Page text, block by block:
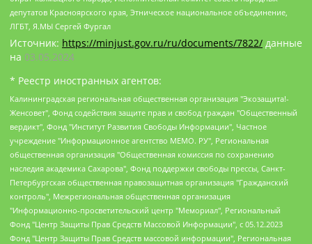
депутатов Красноярского края, Этническое национальное объединение,
ЛГБТ, Я.МЫ Сергей Фургал
Источник: https://minjust.gov.ru/ru/documents/7822/ данные
на 03.05.2024
* Реестр иностранных агентов:
Калининградская региональная общественная организация "Экозащита!-Женсовет", Фонд содействия защите прав и свобод граждан "Общественный вердикт", Фонд "Институт Развития Свободы Информации", Частное учреждение "Информационное агентство МЕМО. РУ", Региональная общественная организация "Общественная комиссия по сохранению наследия академика Сахарова", Фонд поддержки свободы прессы, Санкт-Петербургская общественная правозащитная организация "Гражданский контроль", Межрегиональная общественная организация "Информационно-просветительский центр "Мемориал", Региональный Фонд "Центр Защиты Прав Средств Массовой Информации", с 05.12.2023 Фонд "Центр Защиты Прав Средств массовой информации", Региональная общественная благотворительная организация помощи беженцам и мигрантам "Гражданское содействие", Негосударственное образовательное учреждение дополнительного профессионального образования (повышение квалификации) специалистов "АКАДЕМИЯ ПО ПРАВАМ ЧЕЛОВЕКА", Свердловская региональная общественная организация "Сутяжник", Автономная некоммерческая организация "Центр независимых социологических исследований", Союз общественных объединений "Российский исследовательский центр по правам человека", Региональное общественное учреждение научно-информационный центр "МЕМОРИАЛ", Некоммерческая организация "Фонд защиты гласности", Автономная некоммерческая организация "Институт прав человека", Городская общественная организация "Екатеринбургское общество "МЕМОРИАЛ", Городская общественная организация "Рязанское историко-просветительское и правозащитное общество "Мемориал" (Рязанский Мемориал), Челябинский региональный орган общественной самодеятельности – женское общественное объединение "Женщины Евразии", Челябинский региональный орган общественной самодеятельности "Уральская правозащитная группа", Фонд содействия защите здоровья и социальной справедливости имени Андрея Рылькова, Автономная Некоммерческая Организация "Аналитический Центр Юрия Левады", Автономная некоммерческая организация социальной поддержки населения "Проект Апрель", Региональная общественная организация помощи женщинам и детям, находящимся в кризисной ситуации "Информационно-методический центр "Анна", Фонд содействия развитию массовых коммуникаций и правовому просвещению "Так-так-Так", Фонд содействия устойчивому развитию "Серебряная тайга", Свердловский региональный общественный фонд социальных проектов "Новое время", "Idel.Реалии", Кавказ.Реалии, Крым.Реалии, Телеканал Настоящее Время, Татаро-башкирская служба Радио Свобода (Azatliq Radiosi), Радио Свободная Европа/Радио Свобода (PCE/PC), "Сибирь.Реалии", "Фактограф", Благотворительный фонд помощи осужденным и их семьям, Автономная некоммерческая организация "Институт глобализации и социальных движений", Фонд "В защиту прав заключенных", Частное учреждение "Центр поддержки и содействия развитию средств массовой информации", Пензенский региональный общественный благотворительный фонд "Гражданский союз", "Север.Реалии", Некоммерческая организация Фонд "Правовая инициатива", Общество с ограниченной ответственностью "Радио Свободная Европа/Радио Свобода", Чешское информационное агентство "MEDIUM-ORIENT", Красноярская региональная общественная организация "Мы против СПИДа", Камалягин Денис Николаевич, Маркелов Сергей Евгеньевич, Пономарев Лев Александрович, Савицкая Людмила Алексеевна, Автономная некоммерческая организация "Центр по работе с проблемой насилия "НАСИЛИЮ.НЕТ", Межрегиональный профессиональный союз работников здравоохранения "Альянс врачей", Юридическое лицо, зарегистрированное в Латвийской Республике, SIA "Medusa Project" (регистрационный номер 40103797863, дата регистрации 10.06.2014), Некоммерческая организация "Фонд по борьбе с коррупцией", Автономная некоммерческая организация "Институт права и публичной политики", Баданин Роман Сергеевич, Гликин Максим Александрович, Железнова Мария Михайловна, Лукьянова Юлия Сергеевна, Маетная Елизавета Витальевна, Маняхин Петр Борисович, Чуракова Ольга Владимировна, Ярош Юлия Петровна, Юридическое лицо "The Insider SIA", зарегистрированное в Риге, Латвийская Республика (дата регистрации 26.06.2015), являющееся администратором доменного имени интернет-издания "The Insider SIA", https://theins.ru, Постернак Алексей Евгеньевич, Рубин Михаил Аркадьевич, Анин Роман Александрович, Юридическое лицо Istories fonds, зарегистрированное в Латвийской Республике (регистрационный номер 50008295751, дата регистрации 24.02.2020), Великовский Дмитрий Александрович, Долинина Ирина Николаевна, Мароховская Алеся Алексеевна, Шлейнов Роман Юрьевич, Шмагун Олеся Валентиновна, Общество с ограниченной ответственностью "Альтаир 2021", Общество с ограниченной ответственностью "Вега 2021", Общество с ограниченной ответственностью "Главный редактор 2021", Общество с ограниченной ответственностью "Ромашки монолит", Важенков Артем Валерьевич, Ивановская областная общественная организация "Центр гендерных исследований", Гурман Юрий Альбертович, Медиапроект "ОВД-Инфо", Егоров Владимир Владимирович, Жилинский Владимир Александрович, Общество с ограниченной ответственностью "ЗП", Иванова София Юрьевна, Карезина Инна Павловна, Кильтау Екатерина Викторовна, Петров Алексей Викторович, Пискунов Сергей Евгеньевич, Смирнов Сергей Сергеевич, Тихонов Михаил Сергеевич, Общество с ограниченной ответственностью "ЖУРНАЛИСТ-ИНОСТРАННЫЙ АГЕНТ", Арапова Галина Юрьевна, Вольтская Татьяна Анатольевна, Американская компания "Mason G.E.S. Anonymous Foundation" (США), являющаяся владельцем интернет-издания https://mnews.world/, Компания "Stichting Bellingcat", зарегистрированная в Нидерландах (дата регистрации 11.07.2018), Захаров Андрей Вячеславович, Клепиковская Екатерина Дмитриевна, Общество с ограниченной ответственностью "МЕМО", Перл Роман Александрович, Симонов Евгений Алексеевич, Соловьева Елена Анатольевна, Сотников Даниил Владимирович, Сурначева Елизавета Дмитриевна, Автономная некоммерческая организация по защите прав человека и информированию населения "Якутия – Наше Мнение", Общество с ограниченной ответственностью "Москоу диджитал медиа", с 26.01.2023 Общество с ограниченной ответственностью "Чайка Белые сады", Ветошкина Валерия Валерьевна, Заговора Максим Александрович, Межрегиональное общественное движение "Российская ЛГБТ - сеть", Оленичев Максим Владимирович, Павлов Иван Юрьевич, Скворцова Елена Сергеевна, Общество с ограниченной ответственностью "Как бы инагент", Кочетков Игорь Викторович, Общество с ограниченной ответственностью "Честные выборы", Еланчик Олег Александрович, Общество с ограниченной ответственностью "Нобелевский призыв", Гималова Регина Эмилевна, Григорьев Андрей Валерьевич, Григорьева Алина Александровна, Ассоциация по содействию защите прав призывников, альтернативнослужащих и военнослужащих "Правозащитная группа "Гражданин.Армия.Право", Хисамова Регина Фаритовна, Автономная некоммерческая организация по реализации социально-правовых программ "Лилит", Дальневосточное общественное движение "Маяк", Санкт-Петербургская ЛГБТ-инициативная группа "Выход", Инициативная группа ЛГБТ+ "Реверс", Алексеев Андрей Викторович, Бекбулатова Таисия Львовна, Беляев Иван Михайлович, Владыкина Елена Сергеевна, Гельман Марат Александрович, Никульшина Вероника Юрьевна, Толоконникова Надежда Андреевна, Шендерович Виктор Анатольевич, Общество с ограниченной ответственностью "Данное сообщение", Общество с ограниченной ответственностью Издательский дом "Новая глава", Айнбиндер Александра Александровна, Московский комьюнити-центр для ЛГБТ+инициатив, Благотворительный фонд развития филантропии, Deutsche Welle (Германия, Kurt-Schumacher-Strasse 3, 53113 Bonn), Борзунова Мария Михайловна, Воробьев Виктор Викторович, Голубева Анна Львовна, Константинова Алла Михайловна, Малкова Ирина Владимировна, Мурадов Мурад Абдулгалимович, Осетинская Елизавета Николаевна, Понасенков Евгений Николаевич, Ганапольский Матвей Юрьевич, Киселев Евгений Алексеевич, Борухович Ирина Григорьевна, Дремин Иван Тимофеевич, Дубровский Дмитрий Викторович, Красноярская региональная общественная организация поддержки и развития альтернативных образовательных технологий и межкультурных коммуникаций "ИНТЕРРА", Маяковская Екатерина Алексеевна, Фейгин Марк Захарович, Филимонов Андрей Викторович, Дзугкоева Регина Николаевна, Доброхотов Роман Александрович, Дудь Юрий Александрович, Елкин Сергей Владимирович, Кругликов Кирилл Игоревич, Сабунаева Мария Леонидовна, Семенов Алексей Владимирович, Шаинян Карен Багратович, Шульман Екатерина Михайловна, Асафьев Артур Валерьевич, Вахштайн Виктор Семенович, Венедиктов Алексей Алексеевич, Лушникова Екатерина Евгеньевна, Волков Леонид Михайлович, Невзоров Александр Глебович, Пархоменко Сергей Борисович, Сироткин Ярослав Николаевич, Кара-Мурза Владимир Владимирович, Баранова Наталья Владимировна, Гозман Леонид Яковлевич, Кагарлицкий Борис Юльевич, Климарев Михаил Валерьевич, Милов Владимир Станиславович, Автономная некоммерческая организация Краснодарский центр современного искусства "Типография", Моргенштерн Алишер Тагирович, Соболь Любовь Эдуардовна, Общество с ограниченной ответственностью "ЛИЗА НОРМ", Каспаров Гарри Кимович, Ходорковский Михаил Борисович, Общество с ограниченной ответственностью "Апрельские тезисы", Данилович Ирина Брониславовна, Кашин Олег Владимирович, Петров Николай Владимирович, Пивоваров Алексей Владимирович, Соколов Михаил Владимирович, Цветкова Юлия Владимировна, Чичваркин Евгений Александрович, Комитет против пыток/Команда против пыток, Общество с ограниченной ответственностью "Первый научный", Общество с ограниченной ответственностью "Вертолет и ко", Белоцерковская Вероника Борисовна, Кац Максим Евгеньевич, Лазарева Татьяна Юрьевна, Шаведдинов Руслан Табризович, Яшин Илья Валерьевич, Общество с ограниченной ответственностью "Иноагент ААВ", Алешковский Дмитрий Петрович, Альбац Евгения Марковна, Быков Дмитрий Львович, Галямина Юлия Евгеньевна, Лойко Сергей Леонидович, Мартынов Кирилл Константинович, Медведев Сергей Александрович, Крашенинников Федор Геннадиевич, Гордеева Катерина Вл